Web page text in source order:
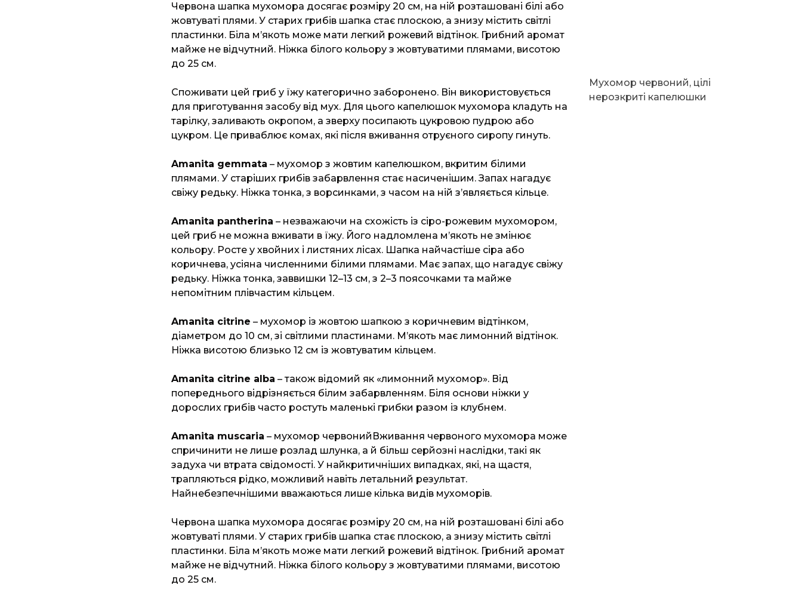
Червона шапка мухомора досягає розміру 20 см, на ній розташовані білі або
жовтуваті плями. У старих грибів шапка стає плоскою, а знизу містить світлі
пластинки. Біла м’якоть може мати легкий рожевий відтінок. Грибний аромат
майже не відчутний. Ніжка білого кольору з жовтуватими плямами, висотою
до 25 см.
Споживати цей гриб у їжу категорично заборонено. Він використовується
для приготування засобу від мух. Для цього капелюшок мухомора кладуть на
тарілку, заливають окропом, а зверху посипають цукровою пудрою або
цукром. Це приваблює комах, які після вживання отруєного сиропу гинуть.
Amanita gemmata – мухомор з жовтим капелюшком, вкритим білими
плямами. У старіших грибів забарвлення стає насиченішим. Запах нагадує
свіжу редьку. Ніжка тонка, з ворсинками, з часом на ній з’являється кільце.
Amanita pantherina – незважаючи на схожість із сіро-рожевим мухомором,
цей гриб не можна вживати в їжу. Його надломлена м’якоть не змінює
кольору. Росте у хвойних і листяних лісах. Шапка найчастіше сіра або
коричнева, усіяна численними білими плямами. Має запах, що нагадує свіжу
редьку. Ніжка тонка, заввишки 12–13 см, з 2–3 поясочками та майже
непомітним плівчастим кільцем.
Amanita citrine – мухомор із жовтою шапкою з коричневим відтінком,
діаметром до 10 см, зі світлими пластинами. М’якоть має лимонний відтінок.
Ніжка висотою близько 12 см із жовтуватим кільцем.
Amanita citrine alba – також відомий як «лимонний мухомор». Від
попереднього відрізняється білим забарвленням. Біля основи ніжки у
дорослих грибів часто ростуть маленькі грибки разом із клубнем.
Amanita muscaria – мухомор червонийВживання червоного мухомора може
спричинити не лише розлад шлунка, а й більш серйозні наслідки, такі як
задуха чи втрата свідомості. У найкритичніших випадках, які, на щастя,
трапляються рідко, можливий навіть летальний результат.
Найнебезпечнішими вважаються лише кілька видів мухоморів.
Червона шапка мухомора досягає розміру 20 см, на ній розташовані білі або
жовтуваті плями. У старих грибів шапка стає плоскою, а знизу містить світлі
пластинки. Біла м’якоть може мати легкий рожевий відтінок. Грибний аромат
майже не відчутний. Ніжка білого кольору з жовтуватими плямами, висотою
до 25 см.
Мухомор червоний, цілі
нерозкриті капелюшки